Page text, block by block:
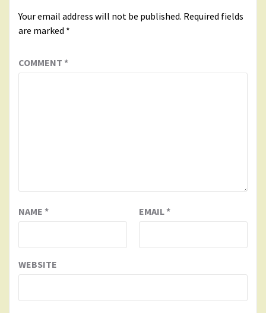
Your email address will not be published. Required fields
are marked *
COMMENT *
NAME * EMAIL*
WEBSITE